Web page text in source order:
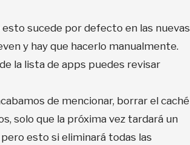
esto sucede por defecto en las nuevas
y hay que hacerlo manualmente.
la lista de apps puedes revisar
de mencionar, borrar el caché
solo que la próxima vez tardará un
esto si eliminará todas las